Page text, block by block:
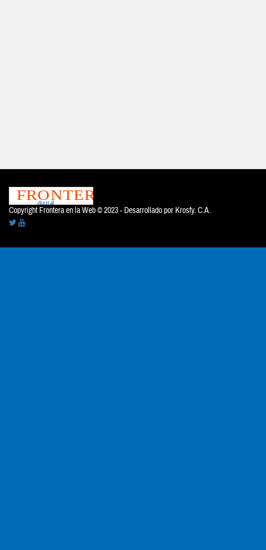
Copyright Frontera en la Web © 2023 - Desarrollado por Krosfy. C.A.